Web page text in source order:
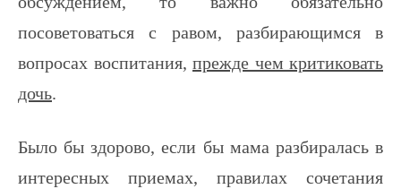
посоветоваться с равом, разбирающимся в
вопросах воспитания, прежде чем критиковать
дочь.
Было бы здорово, если бы мама разбиралась в
интересных приемах, правилах сочетания